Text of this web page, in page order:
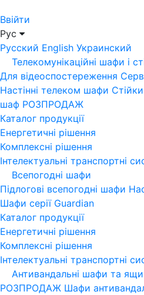
Ввійти
Рус
Русский English Украинский
Телекомунікаційні шафи і
Для відеоспостереження
Настінні телеком шафи Стійки
шаф РОЗПРОДАЖ
Каталог продукції
Енергетичні рішення
Комплексні рішення
Інтелектуальні транспортні
Всепогодні шафи
Підлогові всепогодні шафи
Шафи серії Guardian
Каталог продукції
Енергетичні рішення
Комплексні рішення
Інтелектуальні транспортні
Антивандальні шафи та
РОЗПРОДАЖ Шафи